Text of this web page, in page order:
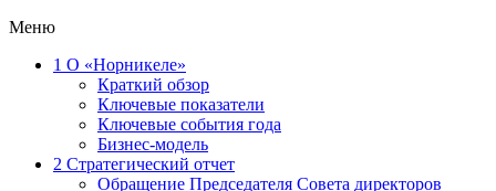
Меню
1 О «Норникеле»
Краткий обзор
Ключевые показатели
Ключевые события года
Бизнес-модель
2 Стратегический отчет
Обращение Председателя Совета директоров